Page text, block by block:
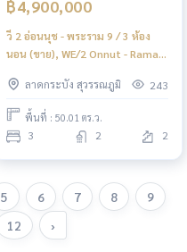
฿4,900,000
วี 2 อ่อนนุช - พระราม 9 / 3 ห้อง
นอน (ขาย), WE/2 Onnut - Rama9
POON220
ลาดกระบัง สุวรรณภูมิ 243
พื้นที่ : 50.01 ตร.ว.
3 2 2
5 6 7 8
9
12 ›